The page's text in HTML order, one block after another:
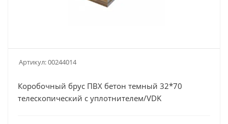
Артикул:00244014
Коробочный брус ПВХ бетон темный 32*70
телескопический с уплотнителем/VDK